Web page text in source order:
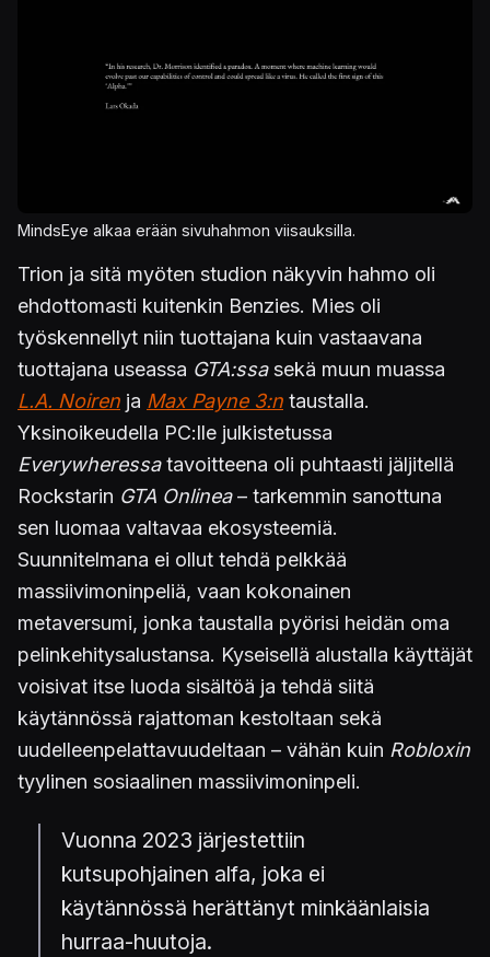
MindsEye alkaa erään sivuhahmon viisauksilla.
Trion ja sitä myöten studion näkyvin hahmo oli
ehdottomasti kuitenkin Benzies. Mies oli
työskennellyt niin tuottajana kuin vastaavana
tuottajana useassa GTA:ssasekä muun muassa
L.A. Noiren ja Max Payne 3:n taustalla.
Yksinoikeudella PC:lle julkistetussa
Everywheressatavoitteena oli puhtaasti jäljitellä
Rockstarin GTA Onlinea– tarkemmin sanottuna
sen luomaa valtavaa ekosysteemiä.
Suunnitelmana ei ollut tehdä pelkkää
massiivimoninpeliä, vaan kokonainen
metaversumi, jonka taustalla pyörisi heidän oma
pelinkehitysalustansa. Kyseisellä alustalla käyttäjät
voisivat itse luoda sisältöä ja tehdä siitä
käytännössä rajattoman kestoltaan sekä
uudelleenpelattavuudeltaan – vähän kuin Robloxin
tyylinen sosiaalinen massiivimoninpeli.
Vuonna 2023 järjestettiin
kutsupohjainen alfa, joka ei
käytännössä herättänyt minkäänlaisia
hurraa-huutoja.